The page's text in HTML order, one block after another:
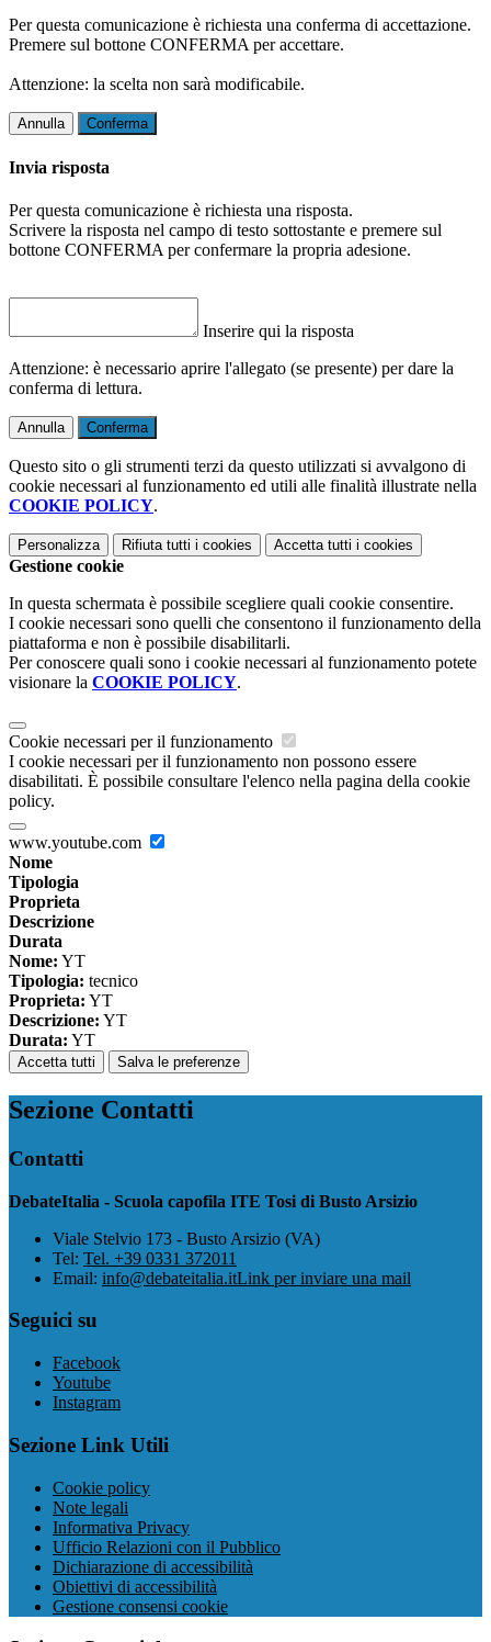
Per questa comunicazione è richiesta una conferma di accettazione.
Premere sul bottone CONFERMA per accettare.
Attenzione: la scelta non sarà modificabile.
Annulla Conferma
Invia risposta
Per questa comunicazione è richiesta una risposta.
Scrivere la risposta nel campo di testo sottostante e premere sul
bottone CONFERMA per confermare la propria adesione.
Inserire qui la risposta
Attenzione: è necessario aprire l'allegato (se presente) per dare la
conferma di lettura.
Annulla Conferma
Questo sito o gli strumenti terzi da questo utilizzati si avvalgono di
cookie necessari al funzionamento ed utili alle finalità illustrate nella
COOKIE POLICY.
Personalizza Rifiuta tutti i cookies Accetta tutti i cookies
Gestione cookie
In questa schermata è possibile scegliere quali cookie consentire.
I cookie necessari sono quelli che consentono il funzionamento della
piattaforma e non è possibile disabilitarli.
Per conoscere quali sono i cookie necessari al funzionamento potete
visionare la COOKIE POLICY.
Cookie necessari per il funzionamento
I cookie necessari per il funzionamento non possono essere
disabilitati. È possibile consultare l'elenco nella pagina della cookie
policy.
www.youtube.com
Nome
Tipologia
Proprieta
Descrizione
Durata
Nome: YT
Tipologia: tecnico
Proprieta: YT
Descrizione: YT
Durata: YT
Accetta tutti Salva le preferenze
Sezione Contatti
Contatti
DebateItalia - Scuola capofila ITE Tosi di Busto Arsizio
Viale Stelvio 173 - Busto Arsizio (VA)
Tel: Tel. +39 0331 372011
Email: info@debateitalia.itLink per inviare una mail
Seguici su
Facebook
Youtube
Instagram
Sezione Link Utili
Cookie policy
Note legali
Informativa Privacy
Ufficio Relazioni con il Pubblico
Dichiarazione di accessibilità
Obiettivi di accessibilità
Gestione consensi cookie